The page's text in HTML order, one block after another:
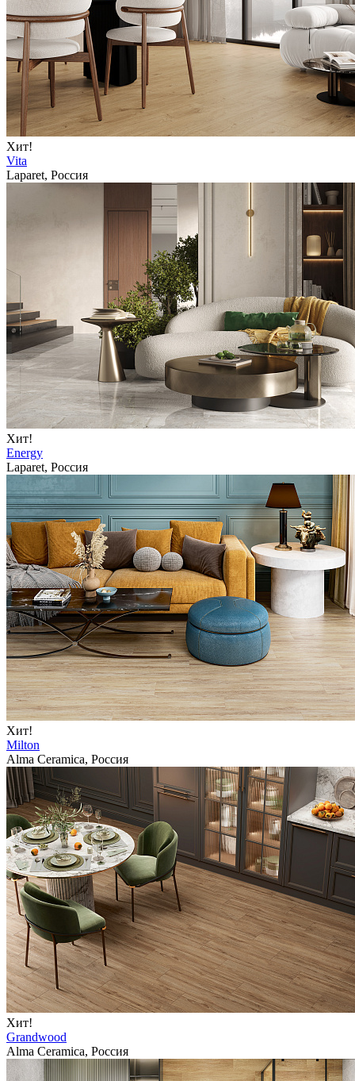
Хит!
Vita
Laparet, Россия
Хит!
Energy
Laparet, Россия
Хит!
Milton
Alma Ceramica, Россия
Хит!
Grandwood
Alma Ceramica, Россия